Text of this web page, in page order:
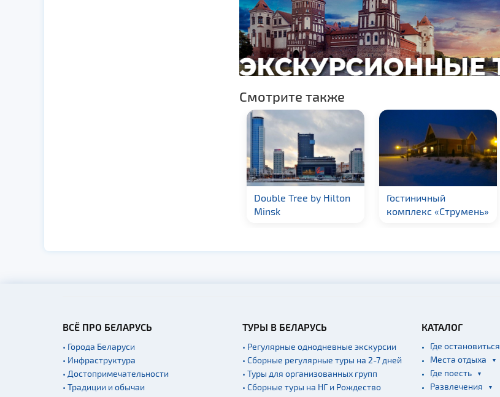
Смотрите также
Double Tree by Hilton
Minsk
Гостиничный
комплекс «Струмень»
ВСЁ ПРО БЕЛАРУСЬ
• Города Беларуси
• Инфраструктура
• Достопримечательности
• Традиции и обычаи
ТУРЫ В БЕЛАРУСЬ
• Регулярные однодневные экскурсии
• Сборные регулярные туры на 2-7 дней
• Туры для организованных групп
• Сборные туры на НГ и Рождество
КАТАЛОГ
Где остановиться
Места отдыха
Где поесть
Развлечения